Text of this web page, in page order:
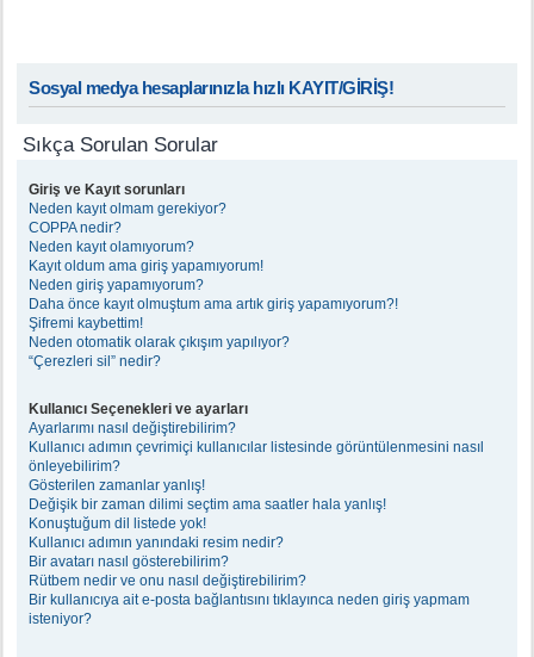
Sosyal medya hesaplarınızla hızlı KAYIT/GİRİŞ!
Sıkça Sorulan Sorular
Giriş ve Kayıt sorunları
Neden kayıt olmam gerekiyor?
COPPA nedir?
Neden kayıt olamıyorum?
Kayıt oldum ama giriş yapamıyorum!
Neden giriş yapamıyorum?
Daha önce kayıt olmuştum ama artık giriş yapamıyorum?!
Şifremi kaybettim!
Neden otomatik olarak çıkışım yapılıyor?
“Çerezleri sil” nedir?
Kullanıcı Seçenekleri ve ayarları
Ayarlarımı nasıl değiştirebilirim?
Kullanıcı adımın çevrimiçi kullanıcılar listesinde görüntülenmesini nasıl
önleyebilirim?
Gösterilen zamanlar yanlış!
Değişik bir zaman dilimi seçtim ama saatler hala yanlış!
Konuştuğum dil listede yok!
Kullanıcı adımın yanındaki resim nedir?
Bir avatarı nasıl gösterebilirim?
Rütbem nedir ve onu nasıl değiştirebilirim?
Bir kullanıcıya ait e-posta bağlantısını tıklayınca neden giriş yapmam
isteniyor?